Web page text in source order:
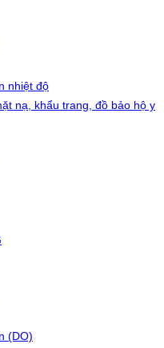
nhiệt độ
nạ, khẩu trang, đồ bảo hộ y
(DO)